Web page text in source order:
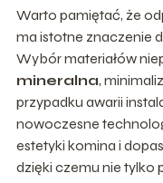
Warto pamiętać, że
ma istotne znaczenie
Wybór materiałów
mineralna,
przypadku awarii
nowoczesne
estetyki komina i
dzięki czemu nie tylko